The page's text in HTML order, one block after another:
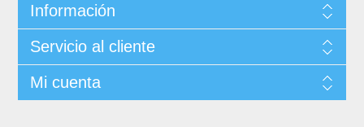
Información
Servicio al cliente
Mi cuenta